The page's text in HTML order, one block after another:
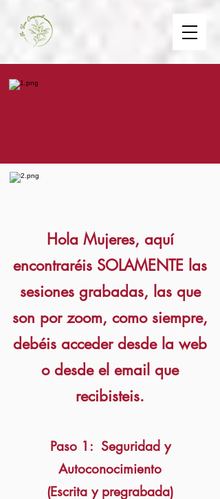
Hola Mujeres, aquí
encontraréis SOLAMENTE las
sesiones grabadas, las que
son por zoom, como siempre,
debéis acceder desde la web
o desde el email que
recibisteis.
Paso 1: Seguridad y
Autoconocimiento
(Escrita y pregrabada)